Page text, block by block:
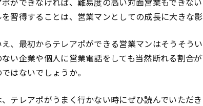
習得することは、営業マンとしての成長に大きな影
え、最初からテレアポができる営業マンはそうそうい
い企業や個人に営業電話をしても当然断れる割合
はないでしょうか。
テレアポがうまく行かない時にぜひ読んでいただ